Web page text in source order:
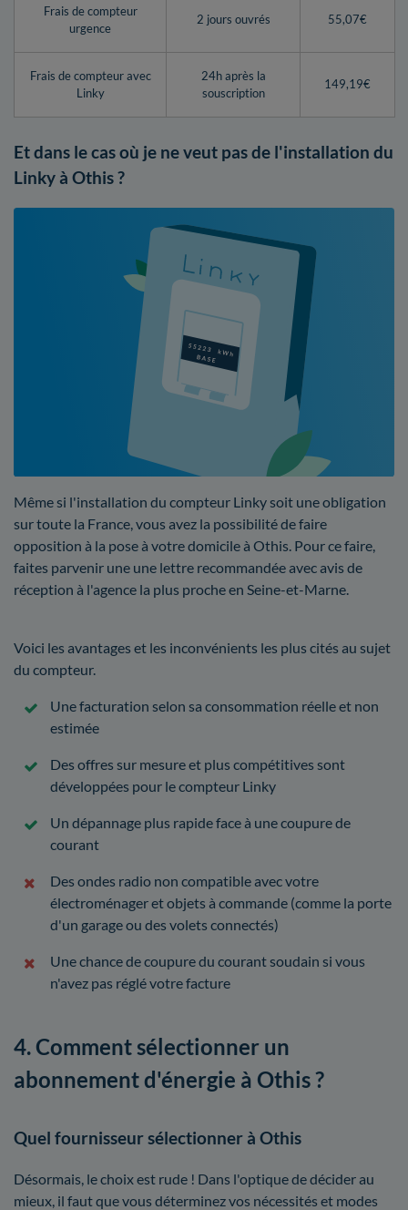
Frais de compteur
urgence
2 jours ouvrés 55,07€
Frais de compteur avec
Linky
24h après la
souscription
149,19€
Et dans le cas où je ne veut pas de l'installation du
Linky à Othis ?
Même si l'installation du compteur Linky soit une obligation
sur toute la France, vous avez la possibilité de faire
opposition à la pose à votre domicile à Othis. Pour ce faire,
faites parvenir une une lettre recommandée avec avis de
réception à l'agence la plus proche en Seine-et-Marne.
Voici les avantages et les inconvénients les plus cités au sujet
du compteur.
Une facturation selon sa consommation réelle et non
estimée
Des offres sur mesure et plus compétitives sont
développées pour le compteur Linky
Un dépannage plus rapide face à une coupure de
courant
Des ondes radio non compatible avec votre
électroménager et objets à commande (comme la porte
d'un garage ou des volets connectés)
Une chance de coupure du courant soudain si vous
n'avez pas réglé votre facture
4. Comment sélectionner un
abonnement d'énergie à Othis ?
Quel fournisseur sélectionner à Othis
Désormais, le choix est rude ! Dans l'optique de décider au
mieux, il faut que vous déterminez vos nécessités et modes